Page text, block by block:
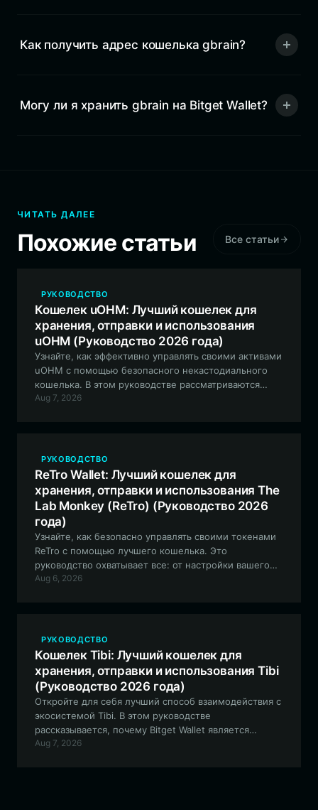
Как получить адрес кошелька gbrain?
Могу ли я хранить gbrain на Bitget Wallet?
ЧИТАТЬ ДАЛЕЕ
Похожие статьи Все статьи
РУКОВОДСТВО
Кошелек uOHM: Лучший кошелек для
хранения, отправки и использования
uOHM (Руководство 2026 года)
Узнайте, как эффективно управлять своими активами
uOHM с помощью безопасного некастодиального
кошелька. В этом руководстве рассматриваются
основы взаимодействия с экосистемой Robinhood
Aug 7, 2026
РУКОВОДСТВО
ReTro Wallet: Лучший кошелек для
хранения, отправки и использования The
Lab Monkey (ReTro) (Руководство 2026
года)
Узнайте, как безопасно управлять своими токенами
ReTro с помощью лучшего кошелька. Это
руководство охватывает все: от настройки вашего
EVM-совместимого кошелька до навигации по
Aug 6, 2026
РУКОВОДСТВО
Кошелек Tibi: Лучший кошелек для
хранения, отправки и использования Tibi
(Руководство 2026 года)
Откройте для себя лучший способ взаимодействия с
экосистемой Tibi. В этом руководстве
рассказывается, почему Bitget Wallet является
идеальным выбором для управления вашими
Aug 7, 2026